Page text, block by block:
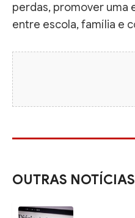
perdas, promover uma
entre escola, família e
OUTRAS NOTÍCIAS